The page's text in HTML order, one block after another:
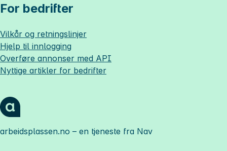
For bedrifter
Vilkår og retningslinjer
Hjelp til innlogging
Overføre annonser med API
Nyttige artikler for bedrifter
arbeidsplassen.no – en tjeneste fra Nav